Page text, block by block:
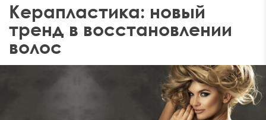
Керапластика: новый
тренд в восстановлении
волос